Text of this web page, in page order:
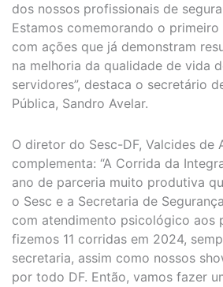
dos nossos profissionais de
Estamos comemorando o
com ações que já demonstram
na melhoria da qualidade de vida
servidores”, destaca o secretário
Pública, Sandro Avelar.
O diretor do Sesc-DF, Valcides de
complementa: “A Corrida da
ano de parceria muito produtiva
o Sesc e a Secretaria de
com atendimento psicológico aos
fizemos 11 corridas em 2024,
secretaria, assim como nossos
por todo DF. Então, vamos fazer